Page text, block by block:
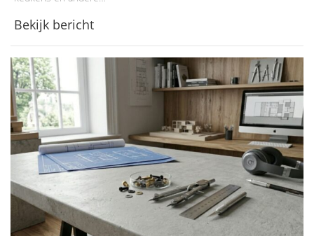
Bekijk bericht